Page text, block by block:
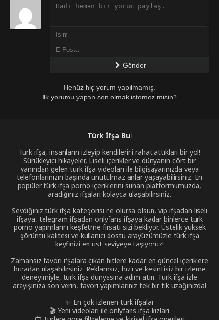
Gönder
Henüz hiç yorum yapılmamış.
İlk yorumu yapan sen olmak istemez misin?
Türk İfşa Bul
Türk ifşa, insanların izleyip kendilerini rahatlattıkları bir yol!
Sürükleyici hikayeler, Liseli içerikler ve dünyanın dört bir
yanından gelen türk ifşa videoları ile bilgisayarınızda veya
telefonlarınızın başında unutulmaz anlar yaşayabilirsiniz. En
popüler türk ifşa porno içeriklerini sunan platformumuzda,
aradığınız ifşaları kolayca ulaşabilirsiniz.
Sevdiğiniz türk ifşa kategorisi ne olursa olsun, vip ifşadan liseli
ifşaya, telegram ifşadan onlyfans ifşaya kadar binlerce türk
porno yapımlarını keşfetme fırsatı sizi bekliyor. Üstelik yüksek
görüntü kalitesi ve kullanıcı dostu arayüzümüzle türk ifşa
keyfinizi en üst seviyeye taşıyoruz!
Zamansız favori ifşalara çıkan hitlere kadar en güncel içeriklere
buradan ulaşabilirsiniz. Reklamsız, hızlı ve kesintisiz bir izleme
deneyimiyle, türk ifşa dünyasına adım atın. Türk ifşa izle
arayışınıza son verin, favori yapımlarınız tek bir tık uzağınızda!
✨ En çok izlenen türk ifşalar
🎬 Yeni videoları ile onlyfans ifşa kızları